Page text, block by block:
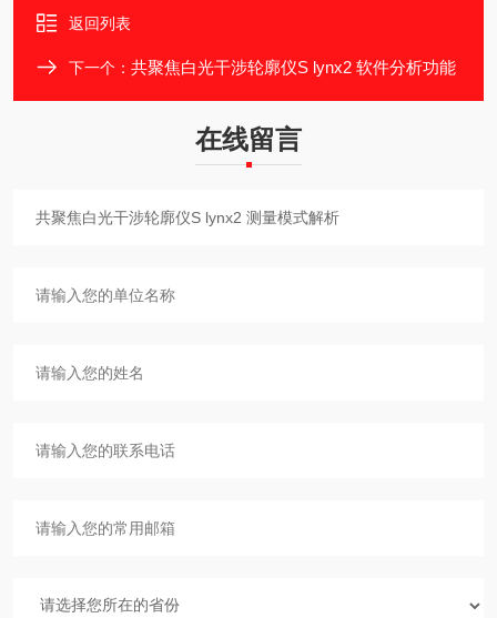
返回列表
下一个： 共聚焦白光干涉轮廓仪S lynx2 软件分析功能
在线留言